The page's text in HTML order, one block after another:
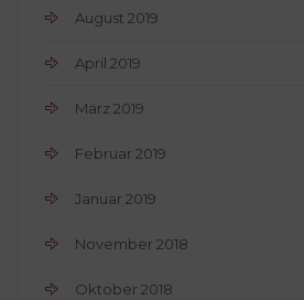
August 2019
April 2019
März 2019
Februar 2019
Januar 2019
November 2018
Oktober 2018